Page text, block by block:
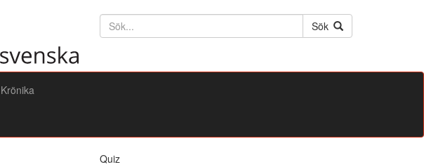
Söktext
Sök
Krönika
Quiz